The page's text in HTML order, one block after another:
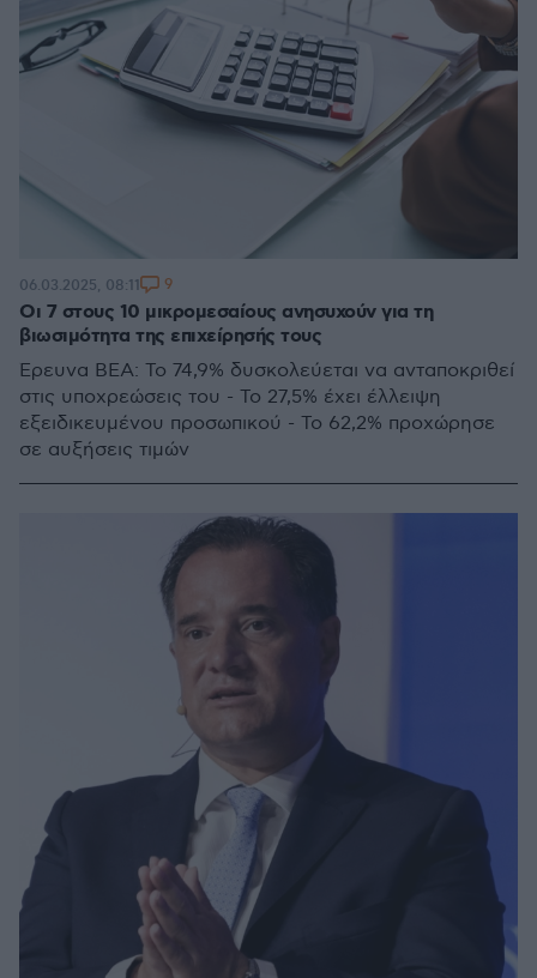
Οι 7 στους 10 μικρομεσαίους ανησυχούν για τη
βιωσιμότητα της επιχείρησής τους
Έρευνα ΒΕΑ: Το 74,9% δυσκολεύεται να ανταποκριθεί
στις υποχρεώσεις του - Το 27,5% έχει έλλειψη
εξειδικευμένου προσωπικού - Το 62,2% προχώρησε
σε αυξήσεις τιμών
06.03.2025, 08:11 9